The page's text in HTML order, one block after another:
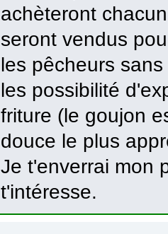
achèteront
seront vendus
les pêcheurs
les possibilité
friture (le goujon
douce le plus
Je t'enverrai mon
t'intéresse.